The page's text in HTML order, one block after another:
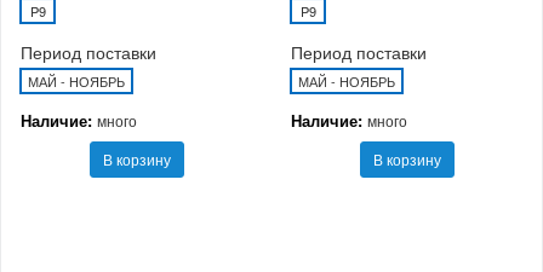
P9
Период поставки
МАЙ - НОЯБРЬ
Наличие: много
В корзину
P9
Период поставки
МАЙ - НОЯБРЬ
Наличие: много
В корзину